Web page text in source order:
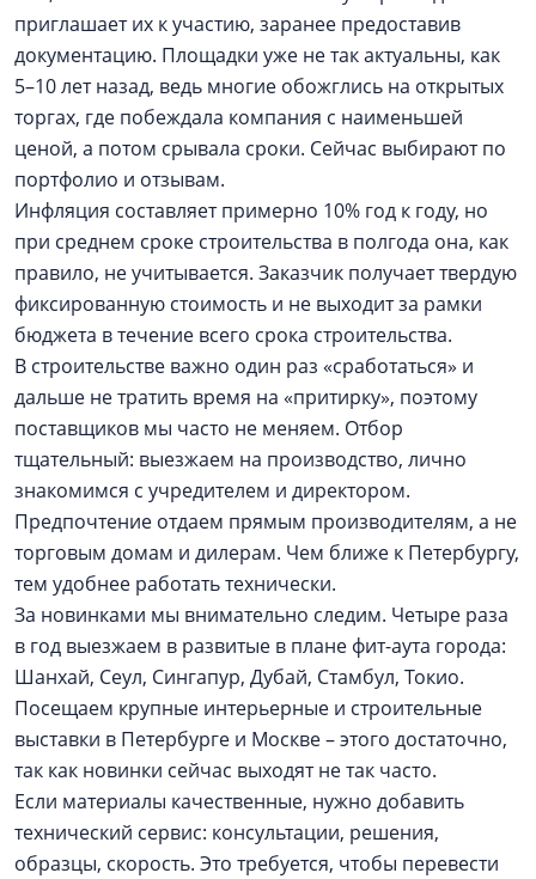
приглашает их к участию, заранее предоставив
документацию. Площадки уже не так актуальны, как
5–10 лет назад, ведь многие обожглись на открытых
торгах, где побеждала компания с наименьшей
ценой, а потом срывала сроки. Сейчас выбирают по
портфолио и отзывам.
Инфляция составляет примерно 10% год к году, но
при среднем сроке строительства в полгода она, как
правило, не учитывается. Заказчик получает твердую
фиксированную стоимость и не выходит за рамки
бюджета в течение всего срока строительства.
В строительстве важно один раз «сработаться» и
дальше не тратить время на «притирку», поэтому
поставщиков мы часто не меняем. Отбор
тщательный: выезжаем на производство, лично
знакомимся с учредителем и директором.
Предпочтение отдаем прямым производителям, а не
торговым домам и дилерам. Чем ближе к Петербургу,
тем удобнее работать технически.
За новинками мы внимательно следим. Четыре раза
в год выезжаем в развитые в плане фит-аута города:
Шанхай, Сеул, Сингапур, Дубай, Стамбул, Токио.
Посещаем крупные интерьерные и строительные
выставки в Петербурге и Москве – этого достаточно,
так как новинки сейчас выходят не так часто.
Если материалы качественные, нужно добавить
технический сервис: консультации, решения,
образцы, скорость. Это требуется, чтобы перевести